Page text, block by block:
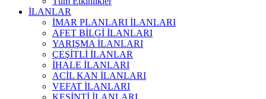
İLANLAR
İMAR PLANLARI İLANLARI
AFET BİLGİ İLANLARI
YARIŞMA İLANLARI
ÇEŞİTLİ İLANLAR
İHALE İLANLARI
ACİL KAN İLANLARI
VEFAT İLANLARI
KESİNTİ İLANLARI